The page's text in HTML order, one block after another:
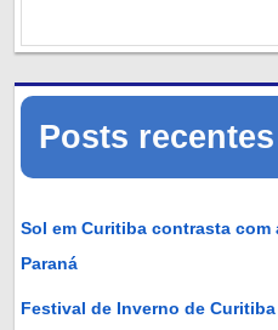
Posts recentes
Sol em Curitiba contrasta com
Paraná
Festival de Inverno de